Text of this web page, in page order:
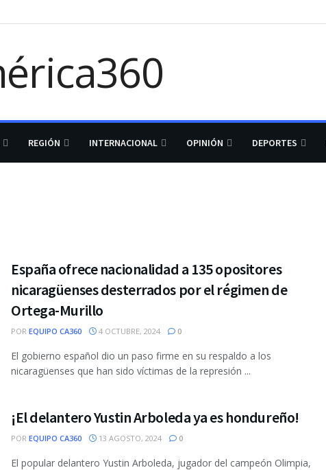
REGIÓN INTERNACIONAL OPINIÓN DEPORTES
España ofrece nacionalidad a 135 opositores
nicaragüenses desterrados por el régimen de
Ortega-Murillo
POR EQUIPO CA360 4 OCTUBRE, 2024 0
El gobierno español dio un paso firme en su respaldo a los
nicaragüenses que han sido víctimas de la represión ...
¡El delantero Yustin Arboleda ya es hondureño!
POR EQUIPO CA360 13 AGOSTO, 2024 0
El popular delantero Yustin Arboleda, jugador del campeón Olimpia,